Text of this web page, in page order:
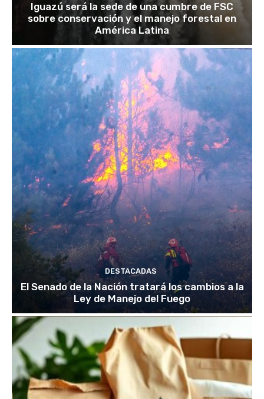
Iguazú será la sede de una cumbre de FSC
sobre conservación y el manejo forestal en
América Latina
DESTACADAS
El Senado de la Nación tratará los cambios a la
Ley de Manejo del Fuego